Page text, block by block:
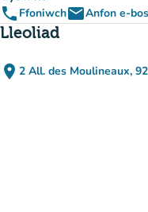
phone FfoniwchemailAnfon e-
Lleoliad
place 2 All. des Moulineaux,